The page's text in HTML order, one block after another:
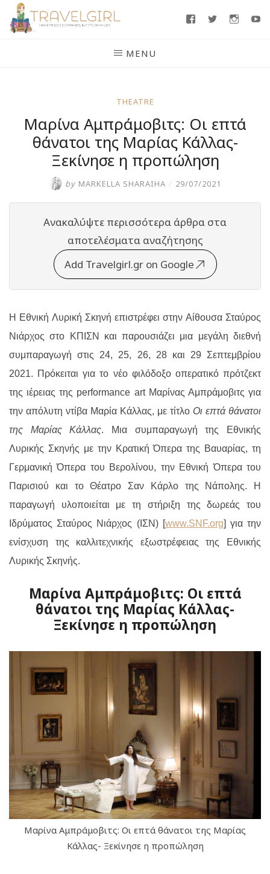
Skip
FacebookTwitter
MENU
THEATRE
Μαρίνα Αμπράμοβιτς: Οι επτά
θάνατοι της Μαρίας Κάλλας-
Ξεκίνησε η προπώληση
by MARKELLA SHARAIHA / 29/07/2021
Ανακαλύψτε περισσότερα άρθρα στα
αποτελέσματα αναζήτησης
Add Travelgirl.gr on Google
Η Εθνική Λυρική Σκηνή επιστρέφει στην Αίθουσα Σταύρος
Νιάρχος στο ΚΠΙΣΝ και παρουσιάζει μια μεγάλη διεθνή
συμπαραγωγή στις 24, 25, 26, 28 και 29 Σεπτεμβρίου
2021. Πρόκειται για το νέο φιλόδοξο οπερατικό πρότζεκτ
της ιέρειας της performance artΜαρίνας Αμπράμοβιτς για
την απόλυτη ντίβα Μαρία Κάλλας, με τίτλο Οι επτά θάνατοι
της Μαρίας Κάλλας. Μια συμπαραγωγή της Εθνικής
Λυρικής Σκηνής με την Κρατική Όπερα της Βαυαρίας, τη
Γερμανική Όπερα του Βερολίνου, την Εθνική Όπερα του
Παρισιού και τοΘέατρο Σαν Κάρλο της Νάπολης.
Η
παραγωγή υλοποιείται με τη στήριξη της δωρεάς του
Ιδρύματος Σταύρος Νιάρχος (ΙΣΝ) [www.SNF.org] για την
ενίσχυση της καλλιτεχνικής εξωστρέφειας της Εθνικής
Λυρικής Σκηνής.
Μαρίνα Αμπράμοβιτς: Οι επτά
θάνατοι της Μαρίας Κάλλας-
Ξεκίνησε η προπώληση
Μαρίνα Αμπράμοβιτς: Οι επτά θάνατοι της Μαρίας
Κάλλας- Ξεκίνησε η προπώληση